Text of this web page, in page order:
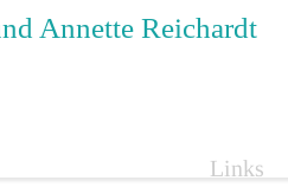
Annette Reichardt
Links